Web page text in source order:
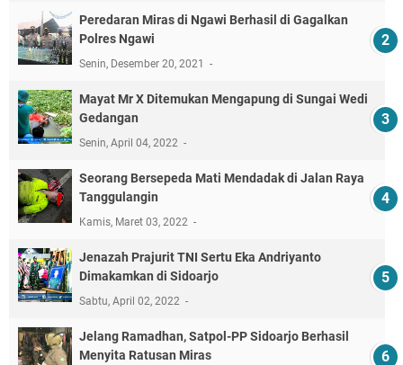
Peredaran Miras di Ngawi Berhasil di Gagalkan
Polres Ngawi
Senin, Desember 20, 2021
Mayat Mr X Ditemukan Mengapung di Sungai Wedi
Gedangan
Senin, April 04, 2022
Seorang Bersepeda Mati Mendadak di Jalan Raya
Tanggulangin
Kamis, Maret 03, 2022
Jenazah Prajurit TNI Sertu Eka Andriyanto
Dimakamkan di Sidoarjo
Sabtu, April 02, 2022
Jelang Ramadhan, Satpol-PP Sidoarjo Berhasil
Menyita Ratusan Miras